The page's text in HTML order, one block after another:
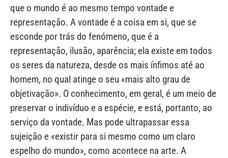
que o mundo é ao mesmo tempo vontade e
representação. A vontade é a coisa em si, que se
esconde por trás do fenómeno, que é a
representação, ilusão, aparência; ela existe em todos
os seres da natureza, desde os mais ínfimos até ao
homem, no qual atinge o seu «mais alto grau de
objetivação». O conhecimento, em geral, é um meio de
preservar o indivíduo e a espécie, e está, portanto, ao
serviço da vontade. Mas pode ultrapassar essa
sujeição e «existir para si mesmo como um claro
espelho do mundo», como acontece na arte. A